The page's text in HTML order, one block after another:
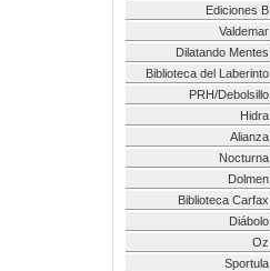
Ediciones B
Valdemar
Dilatando Mentes
Biblioteca del Laberinto
PRH/Debolsillo
Hidra
Alianza
Nocturna
Dolmen
Biblioteca Carfax
Diábolo
Oz
Sportula